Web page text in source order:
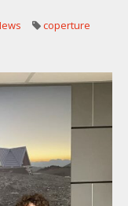
coperture